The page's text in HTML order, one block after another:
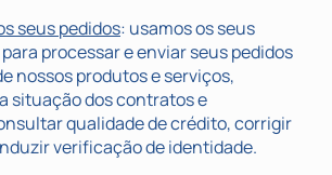
seus pedidos: usamos os seus
processar e enviar seus pedidos
nossos produtos e serviços,
situação dos contratos e
qualidade de crédito, corrigir
verificação de identidade.